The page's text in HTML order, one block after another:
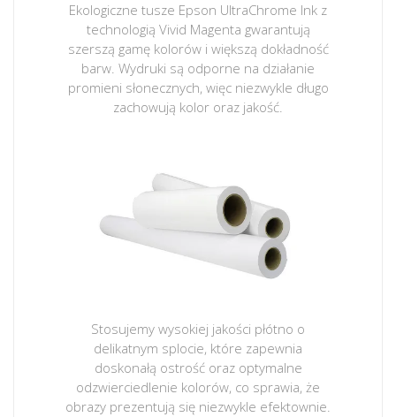
Ekologiczne tusze Epson UltraChrome Ink z
technologią Vivid Magenta gwarantują
szerszą gamę kolorów i większą dokładność
barw. Wydruki są odporne na działanie
promieni słonecznych, więc niezwykle długo
zachowują kolor oraz jakość.
Stosujemy wysokiej jakości płótno o
delikatnym splocie, które zapewnia
doskonałą ostrość oraz optymalne
odzwierciedlenie kolorów, co sprawia, że
obrazy prezentują się niezwykle efektownie.